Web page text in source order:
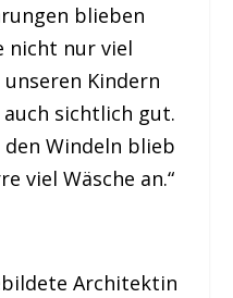
blieben
nicht nur viel
Kindern
sichtlich gut.
Windeln blieb
viel Wäsche an.“
Architektin